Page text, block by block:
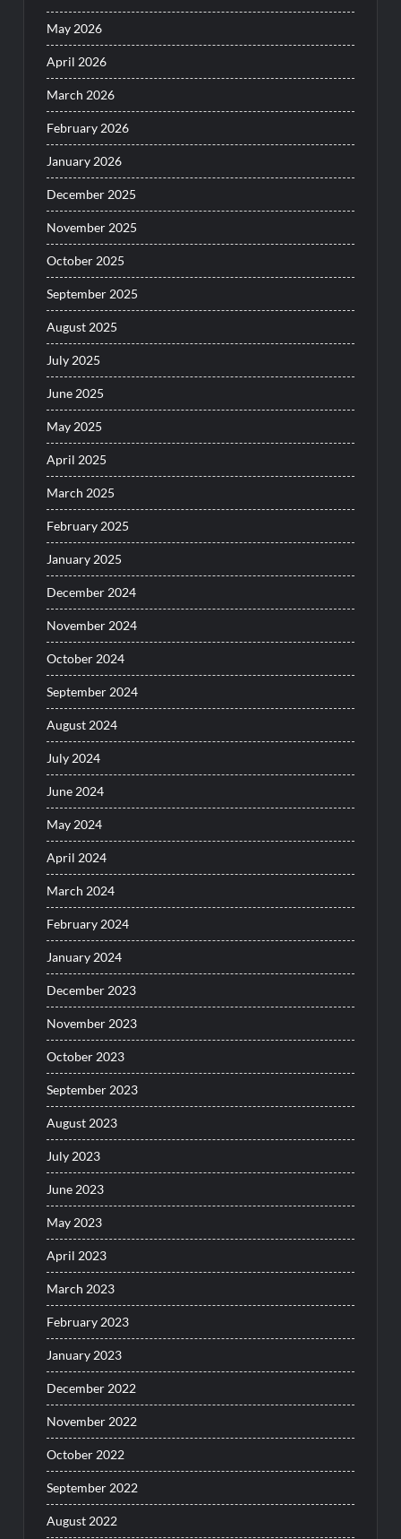
May 2026
April 2026
March 2026
February 2026
January 2026
December 2025
November 2025
October 2025
September 2025
August 2025
July 2025
June 2025
May 2025
April 2025
March 2025
February 2025
January 2025
December 2024
November 2024
October 2024
September 2024
August 2024
July 2024
June 2024
May 2024
April 2024
March 2024
February 2024
January 2024
December 2023
November 2023
October 2023
September 2023
August 2023
July 2023
June 2023
May 2023
April 2023
March 2023
February 2023
January 2023
December 2022
November 2022
October 2022
September 2022
August 2022